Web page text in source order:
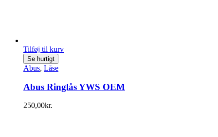
Tilføj til kurv
Se hurtigt
Abus, Låse
Abus Ringlås YWS OEM
250,00kr.